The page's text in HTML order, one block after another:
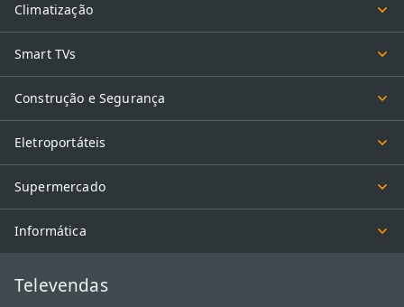
Climatização
Smart TVs
Construção e Segurança
Eletroportáteis
Supermercado
Informática
Televendas